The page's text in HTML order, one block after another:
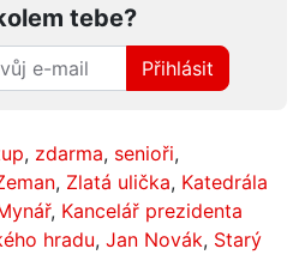
tebe?
Přihlásit
, zdarma, senioři,
, Zlatá ulička, Katedrála
, Kancelář prezidenta
hradu, Jan Novák, Starý